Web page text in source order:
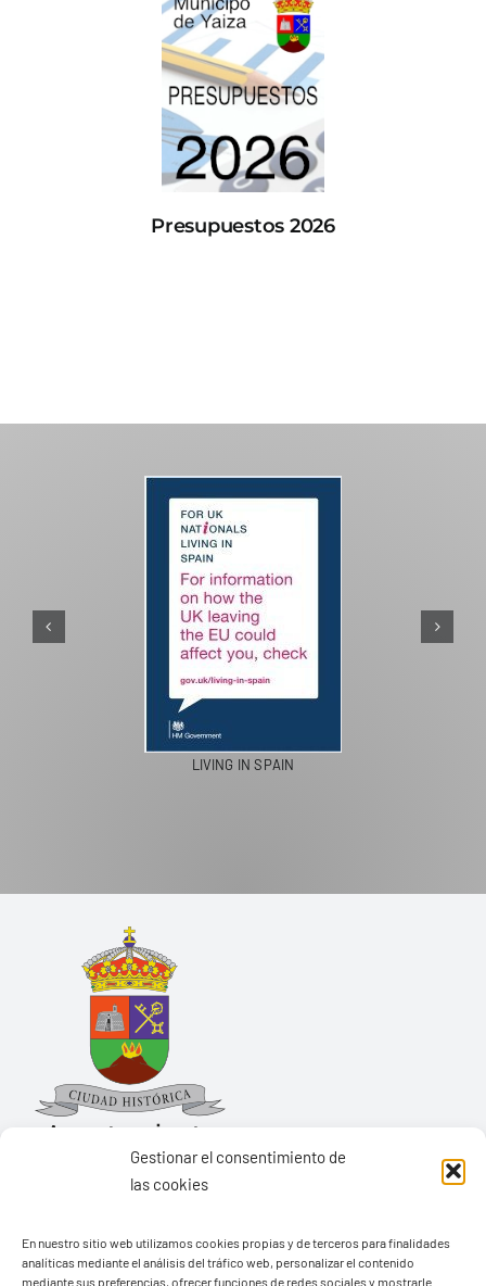
Gestionar el consentimiento de
las cookies
En nuestro sitio web utilizamos cookies propias y de terceros para finalidades
analíticas mediante el análisis del tráfico web, personalizar el contenido
mediante sus preferencias, ofrecer funciones de redes sociales y mostrarle
Presupuestos 2026
PASEOS EN CAMELLO
Pza. de Los Remedios, 1
35570 – Yaiza